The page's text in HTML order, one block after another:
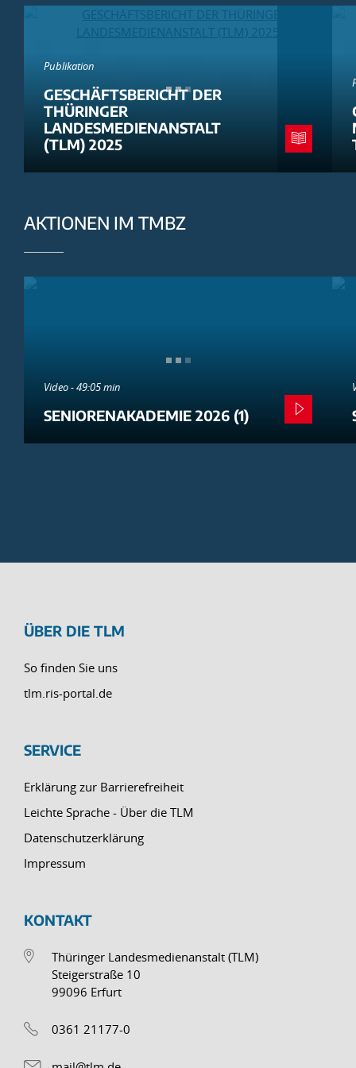
Publikation
GESCHÄFTSBERICHT DER
THÜRINGER
LANDESMEDIENANSTALT
(TLM) 2025
AKTIONEN IM TMBZ
Video - 49:05 min
SENIORENAKADEMIE 2026 (1)
ÜBER DIE TLM
So finden Sie uns
tlm.ris-portal.de
SERVICE
Erklärung zur Barrierefreiheit
Leichte Sprache - Über die TLM
Datenschutzerklärung
Impressum
KONTAKT
Thüringer Landesmedienanstalt (TLM)
Steigerstraße 10
99096 Erfurt
0361 21177-0